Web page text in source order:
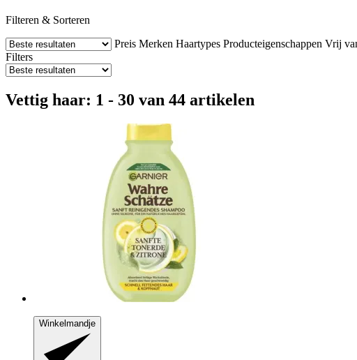
Filteren & Sorteren
Preis Merken Haartypes Producteigenschappen Vrij
Filters
Vettig haar: 1 - 30 van 44 artikelen
Winkelmandje